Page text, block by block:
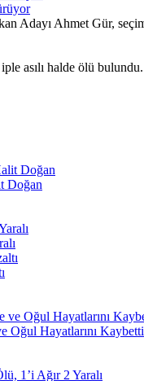
Adayı Ahmet Gür,
asılı halde ölü
Doğan
Oğul Hayatlarını Kaybetti